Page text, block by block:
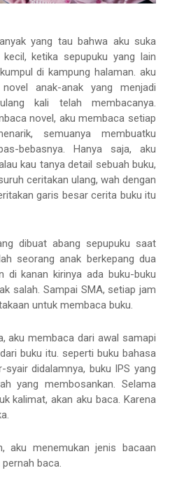
yang tau bahwa aku suka
ketika sepupuku yang lain
di kampung halaman. aku
anak-anak yang menjadi
kali telah membacanya.
novel, aku membaca setiap
semuanya membuatku
bebasnya. Hanya saja, aku
kau tanya detail sebuah buku,
ceritakan ulang, wah dengan
garis besar cerita buku itu
dibuat abang sepupuku saat
seorang anak berkepang dua
di kanan kirinya ada buku-buku
salah. Sampai SMA, setiap jam
untuk membaca buku.
aku membaca dari awal samapi
buku itu. seperti buku bahasa
didalamnya, buku IPS yang
yang membosankan. Selama
kalimat, akan aku baca. Karena
aku menemukan jenis bacaan
baca.